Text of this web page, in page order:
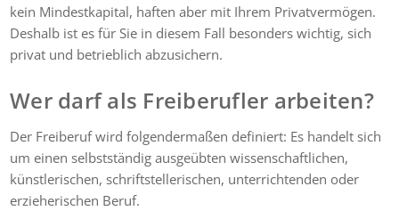
kein Mindestkapital, haften aber mit Ihrem Privatvermögen.
Deshalb ist es für Sie in diesem Fall besonders wichtig, sich
privat und betrieblich abzusichern.
Wer darf als Freiberufler arbeiten?
Der Freiberuf wird folgendermaßen definiert: Es handelt sich
um einen selbstständig ausgeübten wissenschaftlichen,
künstlerischen, schriftstellerischen, unterrichtenden oder
erzieherischen Beruf.